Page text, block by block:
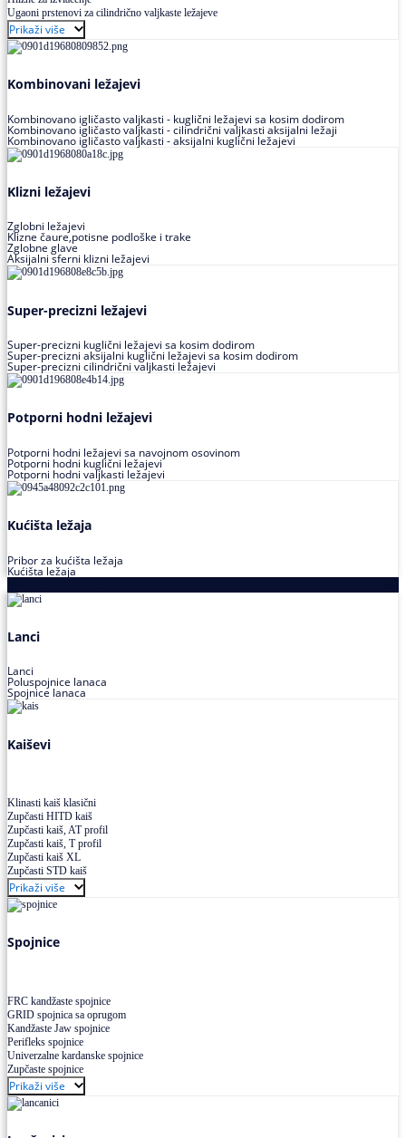
Ugaoni prstenovi za cilindrično valjkaste ležajeve
Prikaži više
Kombinovani ležajevi
Kombinovano igličasto valjkasti - kuglični ležajevi sa kosim dodirom
Kombinovano igličasto valjkasti - cilindrični valjkasti aksijalni ležaji
Kombinovano igličasto valjkasti - aksijalni kuglični ležajevi
Klizni ležajevi
Zglobni ležajevi
Klizne čaure,potisne podloške i trake
Zglobne glave
Aksijalni sferni klizni ležajevi
Super-precizni ležajevi
Super-precizni kuglični ležajevi sa kosim dodirom
Super-precizni aksijalni kuglični ležajevi sa kosim dodirom
Super-precizni cilindrični valjkasti ležajevi
Potporni hodni ležajevi
Potporni hodni ležajevi sa navojnom osovinom
Potporni hodni kuglični ležajevi
Potporni hodni valjkasti ležajevi
Kućišta ležaja
Pribor za kućišta ležaja
Kućišta ležaja
Lanci
Lanci
Poluspojnice lanaca
Spojnice lanaca
Kaiševi
Klinasti kaiš klasični
Zupčasti HITD kaiš
Zupčasti kaiš, AT profil
Zupčasti kaiš, T profil
Zupčasti kaiš XL
Zupčasti STD kaiš
Uskoprofilno klinasto remenje
Uskoprofilno klinasto remenje spojeno
Uskoprofilno klinasto remenje XP extra power
Prikaži više
Spojnice
FRC kandžaste spojnice
GRID spojnica sa oprugom
Kandžaste Jaw spojnice
Perifleks spojnice
Univerzalne kardanske spojnice
Zupčaste spojnice
Prikaži više